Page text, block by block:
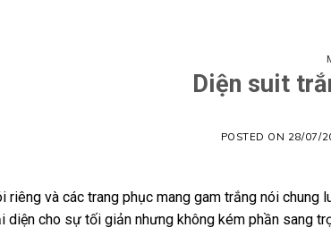
Diện suit
POSTED ON 28/07/
riêng và các trang phục mang gam trắng nói
diện cho sự tối giản nhưng không kém phần sang